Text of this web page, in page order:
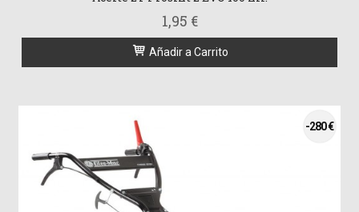
1,95 €
Añadir a Carrito
-280 €